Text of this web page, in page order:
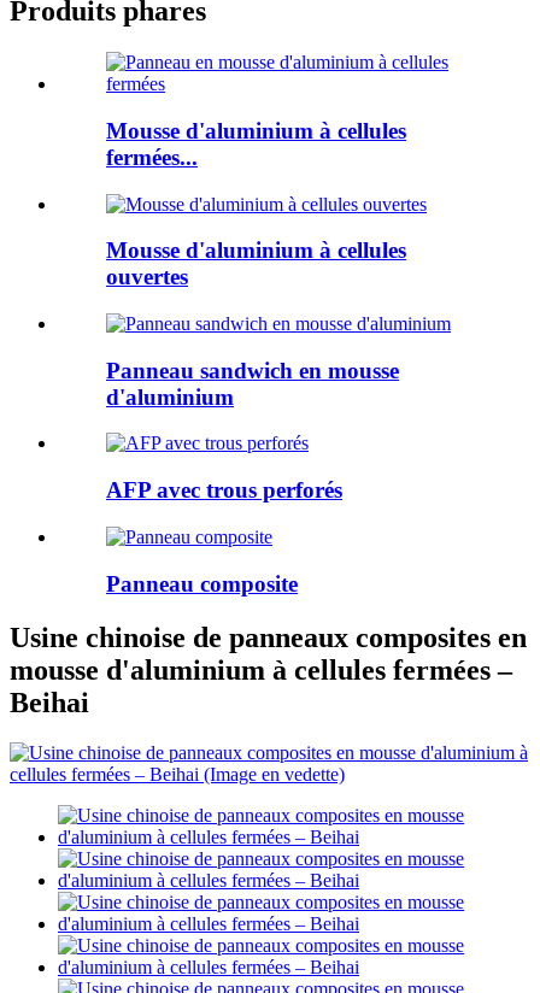
Produits phares
Mousse d'aluminium à cellules
fermées...
Mousse d'aluminium à cellules
ouvertes
Panneau sandwich en mousse
d'aluminium
AFP avec trous perforés
Panneau composite
Usine chinoise de panneaux composites en
mousse d'aluminium à cellules fermées –
Beihai